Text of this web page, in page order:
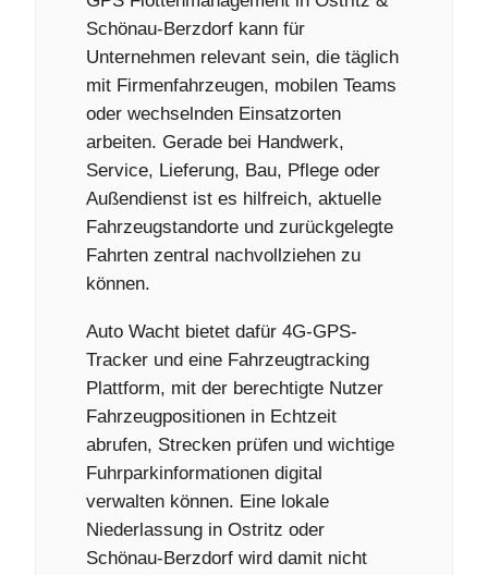
Schönau-Berzdorf kann für
Unternehmen relevant sein, die täglich
mit Firmenfahrzeugen, mobilen Teams
oder wechselnden Einsatzorten
arbeiten. Gerade bei Handwerk,
Service, Lieferung, Bau, Pflege oder
Außendienst ist es hilfreich, aktuelle
Fahrzeugstandorte und zurückgelegte
Fahrten zentral nachvollziehen zu
können.
Auto Wacht bietet dafür 4G-GPS-
Tracker und eine Fahrzeugtracking
Plattform, mit der berechtigte Nutzer
Fahrzeugpositionen in Echtzeit
abrufen, Strecken prüfen und wichtige
Fuhrparkinformationen digital
verwalten können. Eine lokale
Niederlassung in Ostritz oder
Schönau-Berzdorf wird damit nicht